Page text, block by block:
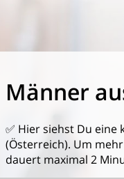
Männer
✅ Hier siehst Du eine
(Österreich). Um
dauert maximal 2